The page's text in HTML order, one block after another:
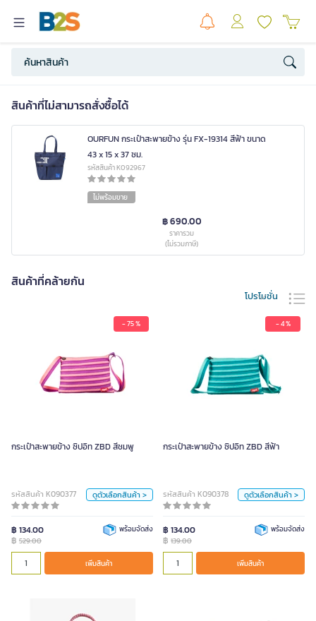
สินค้าที่ไม่สามารถสั่งซื้อได้
OURFUN กระเป๋าสะพายข้าง รุ่น FX-19314 สีฟ้า ขนาด
43 x 15 x 37 ซม.
รหัสสินค้า K092967
ไม่พร้อมขาย
฿ 690.00
ราคารวม
(ไม่รวมภาษี)
สินค้าที่คล้ายกัน
โปรโมชั่น
- 75 %
กระเป๋าสะพายข้าง ซิปอิท ZBD สีชมพู
รหัสสินค้า K090377 ดูตัวเลือกสินค้า >
฿ 134.00
฿ 529.00
พร้อมจัดส่ง
เพิ่มสินค้า
กระเป๋าสะพายข้าง ซิปอิท ZBD สีชมพู
ดำ
หน่วย
- 4 %
กระเป๋าสะพายข้าง ซิปอิท ZBD สีฟ้า
รหัสสินค้า K090378 ดูตัวเลือกสินค้า >
฿ 134.00
฿ 139.00
พร้อมจัดส่ง
เพิ่มสินค้า
กระเป๋าสะพายข้าง ซิปอิท ZBD สีฟ้า
หน่วย